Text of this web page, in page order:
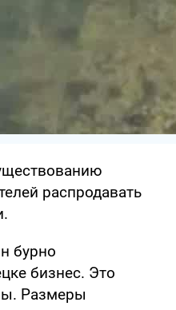
распродавать
бурно
бизнес. Это
Размеры